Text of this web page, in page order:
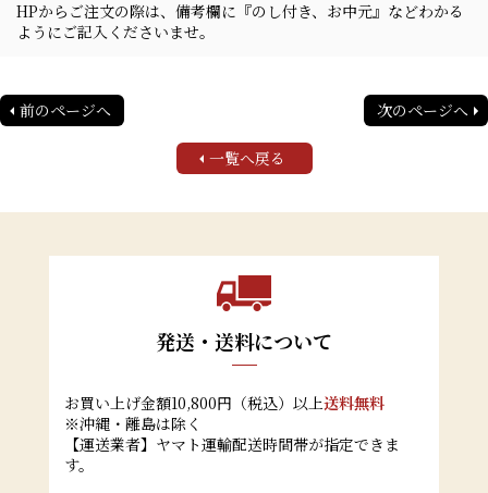
HPからご注文の際は、備考欄に『のし付き、お中元』などわかる
ようにご記入くださいませ。
前のページへ 次のページへ
一覧へ戻る
発送・送料について
お買い上げ金額10,800円（税込）以上送料無料
※沖縄・離島は除く
【運送業者】ヤマト運輸配送時間帯が指定できま
す。